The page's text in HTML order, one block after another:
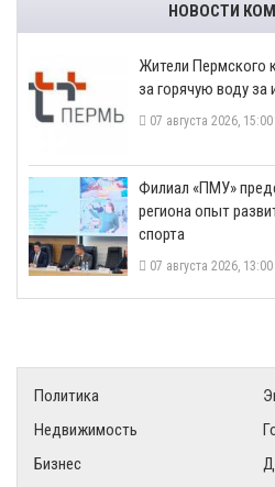
НОВОСТИ
​Жители Пермского
за горячую воду за
07 августа 2026, 15:00
​Филиал «ПМУ»
региона опыт
спорта
07 августа 2026, 13:00
Политика
Недвижимость
Бизнес